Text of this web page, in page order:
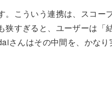
。こういう連携は、スコー
狭すぎると、ユーザーは「
さんはその中間を、かなり